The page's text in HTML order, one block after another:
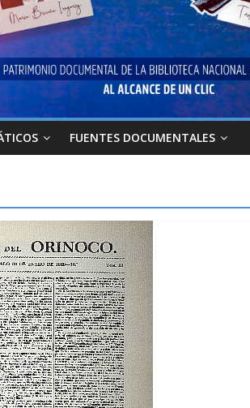
FUENTES DOCUMENTALES